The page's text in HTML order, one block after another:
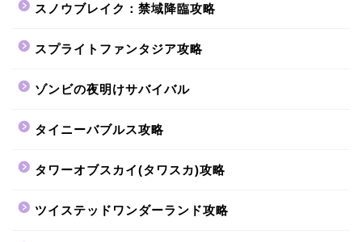
スノウブレイク：禁域降臨攻略
スプライトファンタジア攻略
ゾンビの夜明けサバイバル
タイニーバブルス攻略
タワーオブスカイ(タワスカ)攻略
ツイステッドワンダーランド攻略